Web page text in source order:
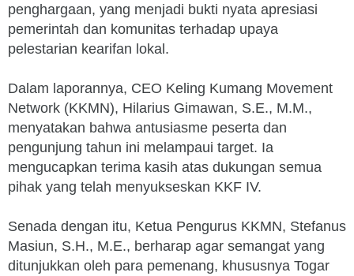
penghargaan, yang menjadi bukti nyata apresiasi
pemerintah dan komunitas terhadap upaya
pelestarian kearifan lokal.
Dalam laporannya, CEO Keling Kumang Movement
Network (KKMN), Hilarius Gimawan, S.E., M.M.,
menyatakan bahwa antusiasme peserta dan
pengunjung tahun ini melampaui target. Ia
mengucapkan terima kasih atas dukungan semua
pihak yang telah menyukseskan KKF IV.
Senada dengan itu, Ketua Pengurus KKMN, Stefanus
Masiun, S.H., M.E., berharap agar semangat yang
ditunjukkan oleh para pemenang, khususnya Togar